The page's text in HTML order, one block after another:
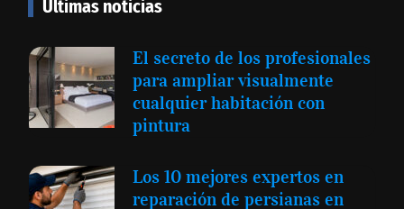
Últimas noticias
El secreto de los profesionales
para ampliar visualmente
cualquier habitación con
pintura
Los 10 mejores expertos en
reparación de persianas en